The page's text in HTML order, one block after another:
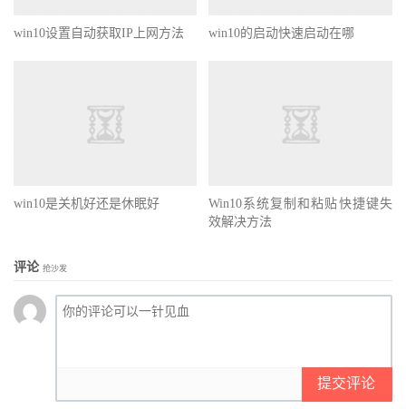
win10设置自动获取IP上网方法 win10的启动快速启动在哪
win10是关机好还是休眠好
Win10系统复制和粘贴快捷键失
效解决方法
评论 抢沙发
提交评论